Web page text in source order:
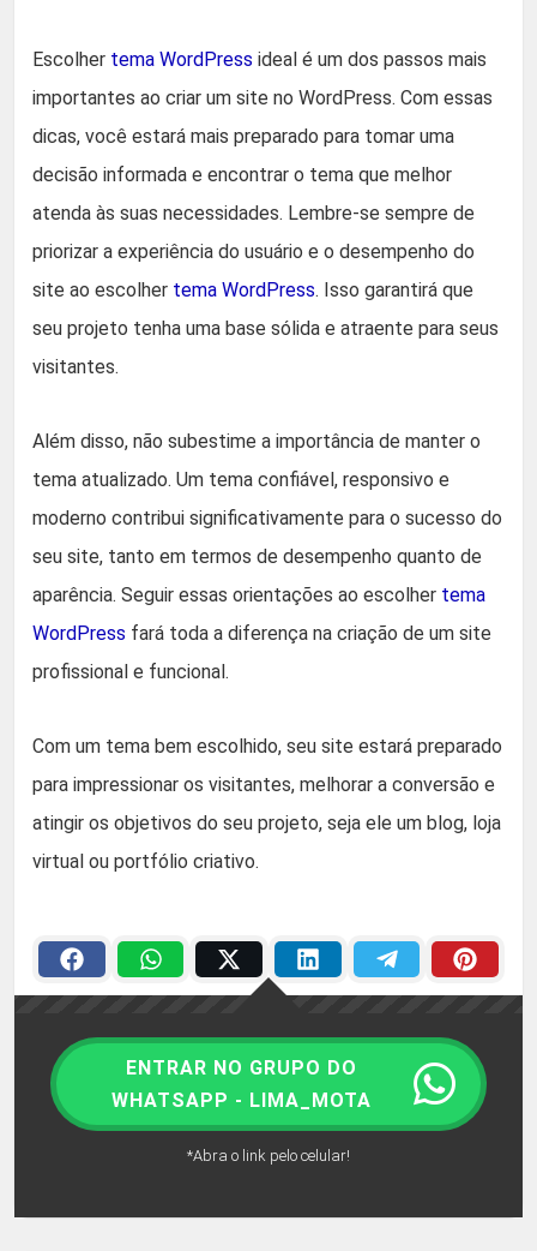
Escolher tema WordPress ideal é um dos passos mais
importantes ao criar um site no WordPress. Com essas
dicas, você estará mais preparado para tomar uma
decisão informada e encontrar o tema que melhor
atenda às suas necessidades. Lembre-se sempre de
priorizar a experiência do usuário e o desempenho do
site ao escolher tema WordPress. Isso garantirá que
seu projeto tenha uma base sólida e atraente para seus
visitantes.
Além disso, não subestime a importância de manter o
tema atualizado. Um tema confiável, responsivo e
moderno contribui significativamente para o sucesso do
seu site, tanto em termos de desempenho quanto de
aparência. Seguir essas orientações ao escolher tema
WordPress fará toda a diferença na criação de um site
profissional e funcional.
Com um tema bem escolhido, seu site estará preparado
para impressionar os visitantes, melhorar a conversão e
atingir os objetivos do seu projeto, seja ele um blog, loja
virtual ou portfólio criativo.
ENTRAR NO GRUPO DO
WHATSAPP - LIMA_MOTA
*Abra o link pelo celular!